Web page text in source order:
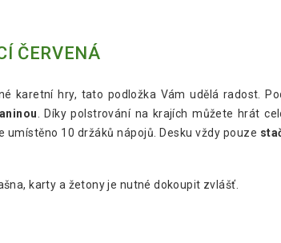
ČERVENÁ
karetní hry, tato podložka Vám udělá radost.
. Díky polstrování na krajích můžete hrát
umístěno 10 držáků nápojů. Desku vždy pouze
karty a žetony je nutné dokoupit zvlášť.